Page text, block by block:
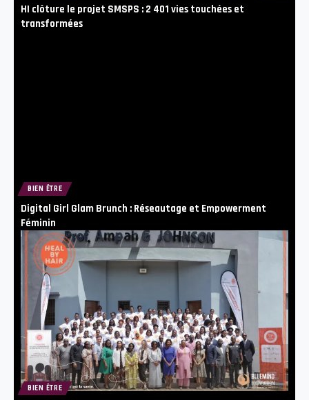
HI clôture le projet SMSPS : 2 401 vies touchées et
transformées
BIEN ÊTRE
Digital Girl Glam Brunch : Réseautage et Empowerment
Féminin
BIEN ÊTRE